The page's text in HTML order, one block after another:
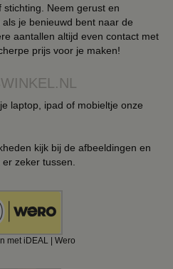
Neem gerust en
je benieuwd bent naar de
aantallen altijd even contact met
prijs voor je maken!
laptop, ipad of mobieltje onze
kijk bij de afbeeldingen en
zeker tussen.
met iDEAL | Wero